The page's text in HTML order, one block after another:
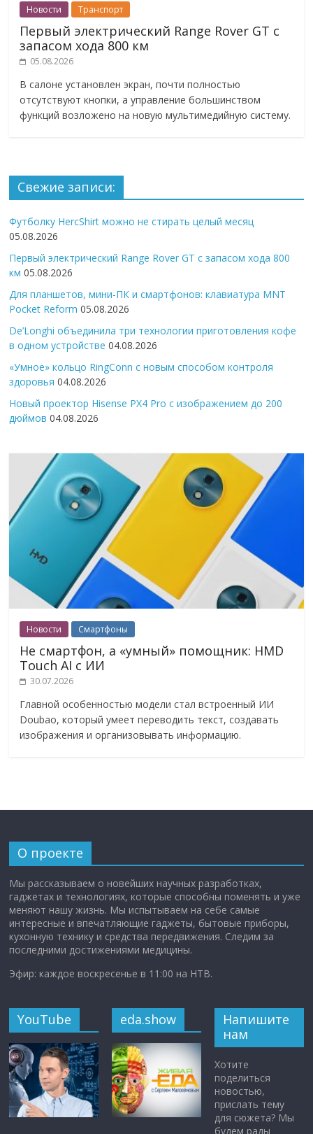
Новости Транспорт
Первый электрический Range Rover GT с
запасом хода 800 км
05.08.2026
В салоне установлен экран, почти полностью
отсутствуют кнопки, а управление большинством
функций возложено на новую мультимедийную систему.
Свежие записи:
Футболку HercShirt можно не стирать целый месяц
05.08.2026
Первый электрический Range Rover GT с запасом хода 800
км 05.08.2026
Для планшетов, мини-ПК и смартфонов: клавиатура MNT
Pocket Reform 05.08.2026
De’Longhi объединила три технологии приготовления кофе
в одном устройстве 04.08.2026
«Умное» кольцо RingConn с новым способом контроля
здоровья 04.08.2026
Новый проектор Hisense PX4 Pro с изображением до 200
дюймов 04.08.2026
Новости Смартфоны
Не смартфон, а «умный» помощник: HMD
Touch AI с ИИ
30.07.2026
Главной особенностью модели стал встроенный ИИ
Doubao, который умеет переводить текст, создавать
изображения и организовывать информацию.
О проекте
Мы рассказываем о новейших научных разработках,
гаджетах и технологиях, которые способны поменять и уже
меняют нашу жизнь. Мы испытываем на себе самые
интересные и впечатляющие гаджеты, бытовые приборы,
кухонную технику и средства передвижения. Следим за
последними достижениями медицины.
Эфир: каждое воскресенье в 11:00 на НТВ.
YouTube eda.show
Напишите
нам
Хотите
поделиться
новостью,
прислать тему
для сюжета? Мы
будем рады